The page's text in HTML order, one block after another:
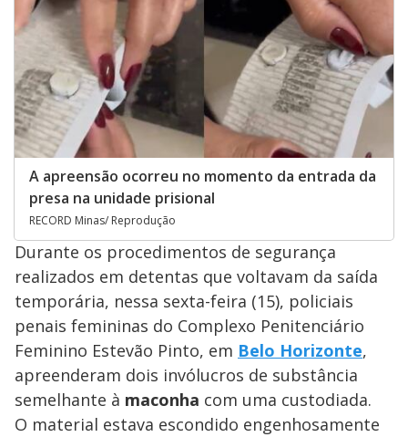
A apreensão ocorreu no momento da entrada da
presa na unidade prisional
RECORD Minas/ Reprodução
Durante os procedimentos de segurança
realizados em detentas que voltavam da saída
temporária, nessa sexta-feira (15), policiais
penais femininas do Complexo Penitenciário
Feminino Estevão Pinto, em Belo Horizonte,
apreenderam dois invólucros de substância
semelhante à maconha com uma custodiada.
O material estava escondido engenhosamente